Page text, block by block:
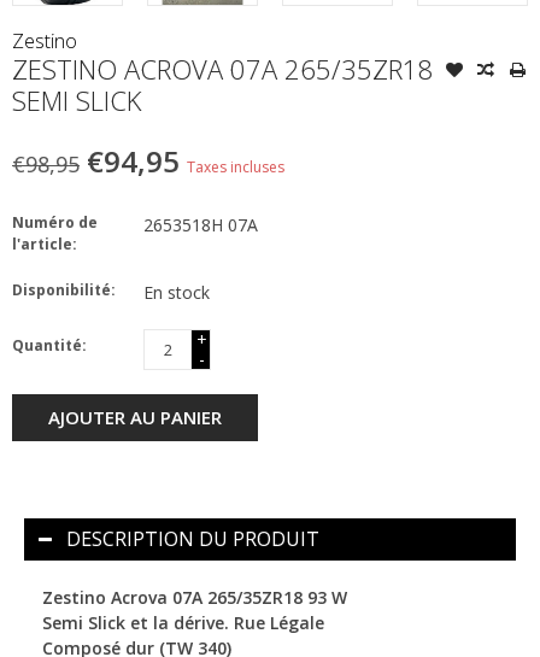
Zestino
ZESTINO ACROVA 07A 265/35ZR18
SEMI SLICK
€98,95 €94,95 Taxes incluses
Numéro de
l'article:
2653518H 07A
Disponibilité: En stock
Quantité:
+
-
AJOUTER AU PANIER
DESCRIPTION DU PRODUIT
Zestino Acrova 07A 265/35ZR18 93 W
Semi Slick et la dérive. Rue Légale
Composé dur (TW 340)